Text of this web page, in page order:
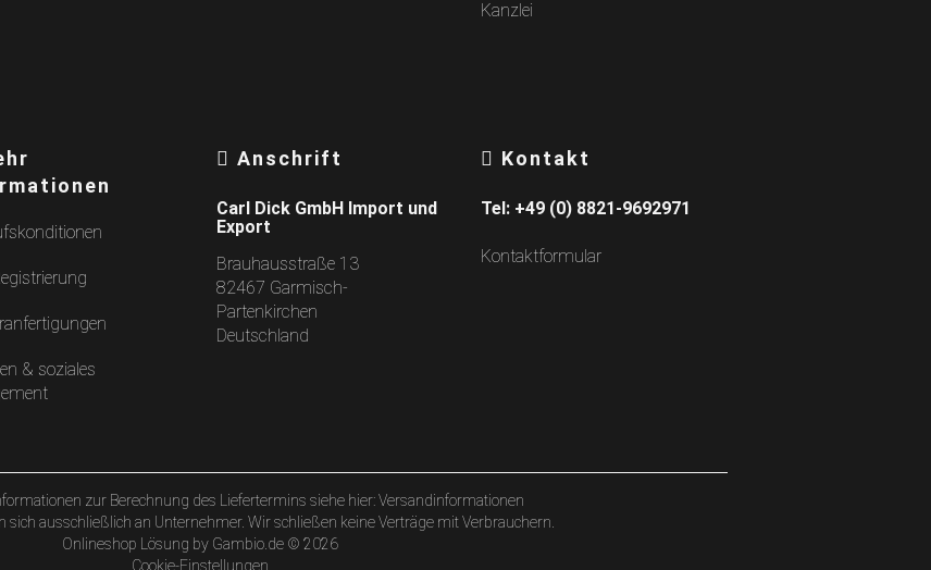
& soziales
Anschrift
Carl Dick GmbH Import und
Export
Brauhausstraße 13
82467 Garmisch-
Partenkirchen
Deutschland
Kontakt
Tel: +49 (0) 8821-9692971
Kontaktformular
zur Berechnung des Liefertermins siehe hier:Versandinformationen
sich ausschließlich an Unternehmer. Wir schließen keine Verträge mit Verbrauchern.
Onlineshop Lösung by Gambio.de © 2026
Cookie-Einstellungen